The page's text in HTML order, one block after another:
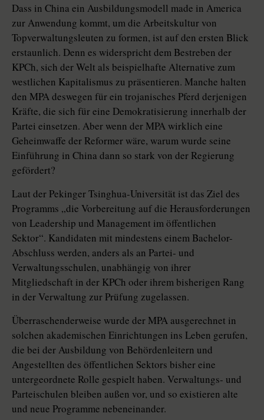
Dass in China ein Ausbildungsmodell made in America
zur Anwendung kommt, um die Arbeitskultur von
Topverwaltungsleuten zu formen, ist auf den ersten Blick
erstaunlich. Denn es widerspricht dem Bestreben der
KPCh, sich der Welt als beispielhafte Alternative zum
westlichen Kapitalismus zu präsentieren. Manche halten
den MPA deswegen für ein trojanisches Pferd derjenigen
Kräfte, die sich für eine Demokratisierung innerhalb der
Partei einsetzen. Aber wenn der MPA wirklich eine
Geheimwaffe der Reformer wäre, warum wurde seine
Einführung in China dann so stark von der Regierung
gefördert?
Laut der Pekinger Tsinghua-Universität ist das Ziel des
Programms „die Vorbereitung auf die Herausforderungen
von Leadership und Management im öffentlichen
Sektor“. Kandidaten mit mindestens einem Bachelor-
Abschluss werden, anders als an Partei- und
Verwaltungsschulen, unabhängig von ihrer
Mitgliedschaft in der KPCh oder ihrem bisherigen Rang
in der Verwaltung zur Prüfung zugelassen.
Überraschenderweise wurde der MPA ausgerechnet in
solchen akademischen Einrichtungen ins Leben gerufen,
die bei der Ausbildung von Behördenleitern und
Angestellten des öffentlichen Sektors bisher eine
untergeordnete Rolle gespielt haben. Verwaltungs- und
Parteischulen bleiben außen vor, und so existieren alte
und neue Programme nebeneinander.